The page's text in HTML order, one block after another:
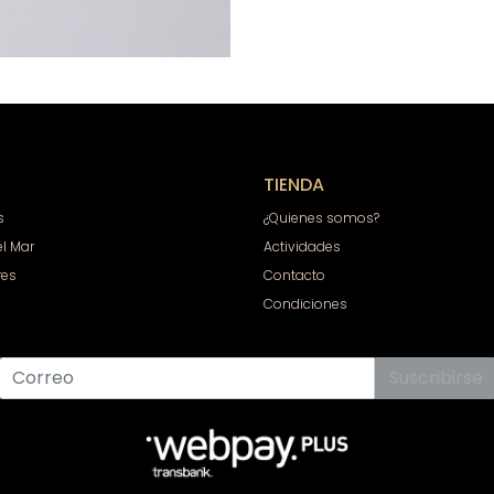
Mar
TIENDA
¿Quienes somos?
Actividades
Contacto
Condiciones